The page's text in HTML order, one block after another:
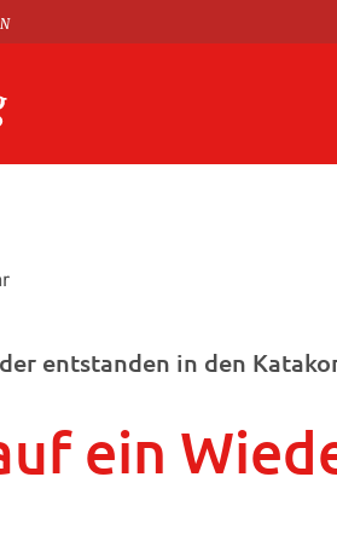
entstanden in den
ein